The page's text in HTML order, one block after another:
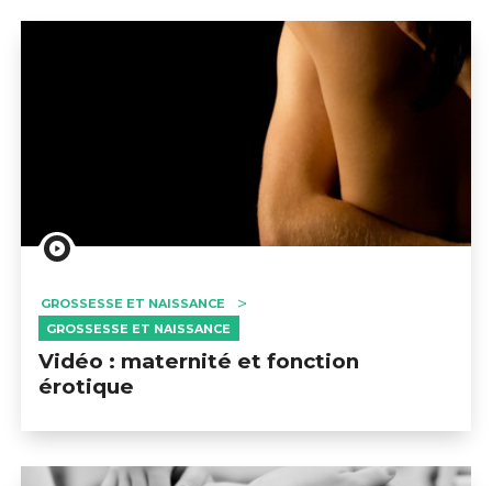
GROSSESSE ET NAISSANCE
GROSSESSE ET NAISSANCE
Vidéo : maternité et fonction
érotique